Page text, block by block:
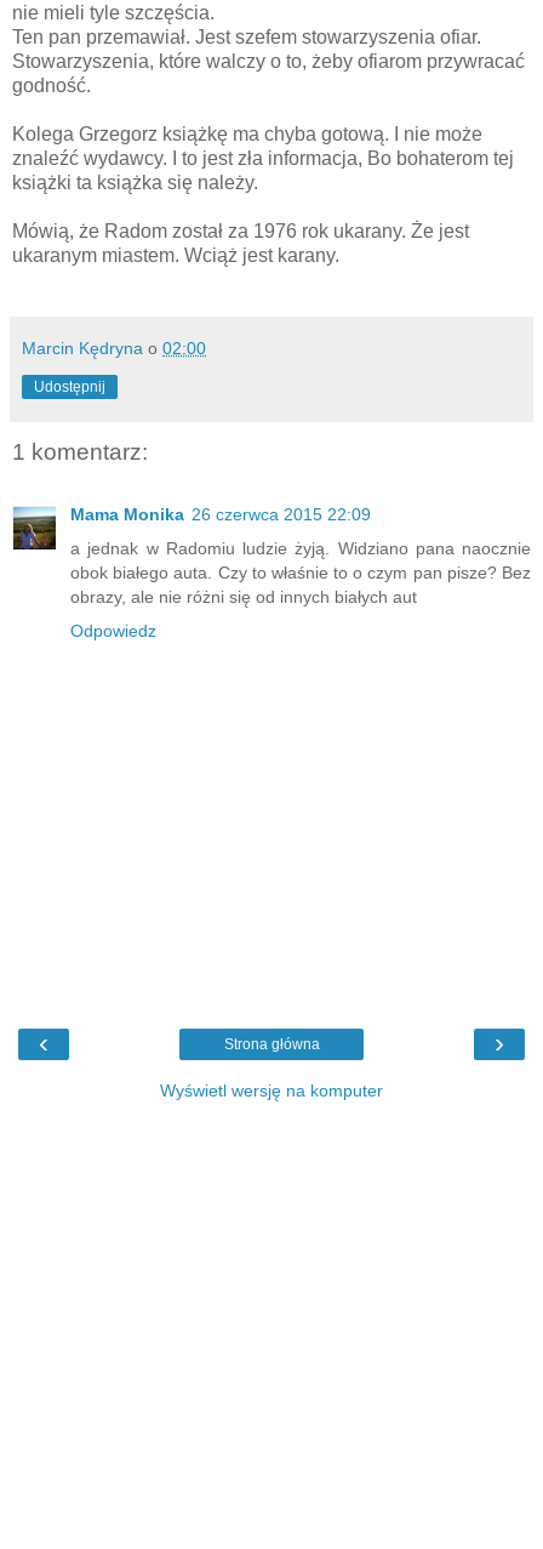
nie mieli tyle szczęścia.
Ten pan przemawiał. Jest szefem stowarzyszenia ofiar.
Stowarzyszenia, które walczy o to, żeby ofiarom przywracać
godność.
Kolega Grzegorz książkę ma chyba gotową. I nie może
znaleźć wydawcy. I to jest zła informacja, Bo bohaterom tej
książki ta książka się należy.
Mówią, że Radom został za 1976 rok ukarany. Że jest
ukaranym miastem. Wciąż jest karany.
Marcin Kędryna o 02:00
Udostępnij
1 komentarz:
Mama Monika 26 czerwca 2015 22:09
a jednak w Radomiu ludzie żyją. Widziano pana naocznie
obok białego auta. Czy to właśnie to o czym pan pisze? Bez
obrazy, ale nie różni się od innych białych aut
Odpowiedz
‹ ›
Strona główna
Wyświetl wersję na komputer